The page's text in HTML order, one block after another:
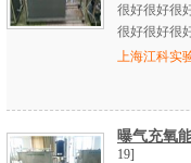
很好很好很
很好很好很
上海江科实
曝气充氧
19]